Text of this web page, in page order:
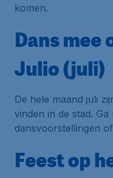
komen.
Dans mee
Julio (juli)
De hele maand juli
vinden in de stad.
dansvoorstellingen
Feest op